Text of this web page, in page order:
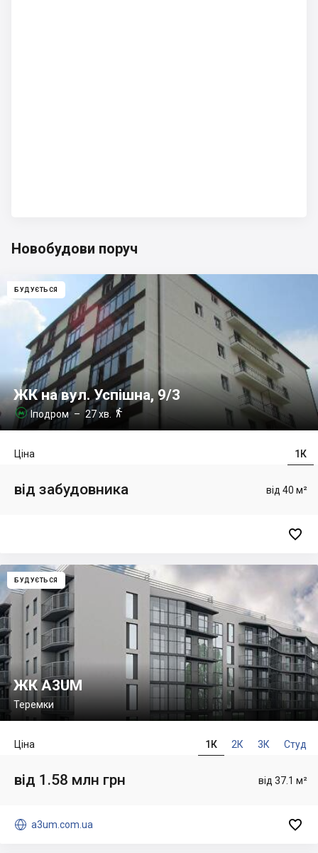
Новобудови поруч
БУДУЄТЬСЯ
ЖК на вул. Успішна, 9/3
 Іподром– 27 хв. 
1К
Ціна
від 40 м²
від забудовника

БУДУЄТЬСЯ
ЖК A3UM
Теремки
1К 2К 3К Студ
Ціна
від 37.1 м²
від 1.58 млн грн
 a3um.com.ua 